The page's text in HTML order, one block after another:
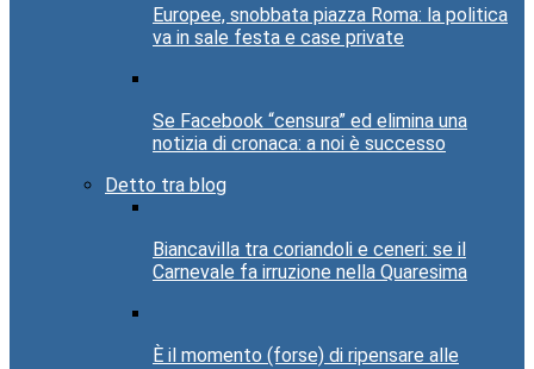
Europee, snobbata piazza Roma: la politica
va in sale festa e case private
Se Facebook “censura” ed elimina una
notizia di cronaca: a noi è successo
Detto tra blog
Biancavilla tra coriandoli e ceneri: se il
Carnevale fa irruzione nella Quaresima
È il momento (forse) di ripensare alle